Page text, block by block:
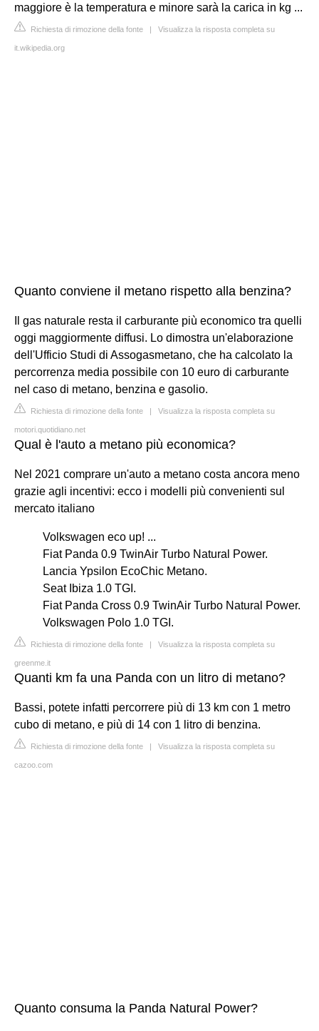
maggiore è la temperatura e minore sarà la carica in kg ...
Richiesta di rimozione della fonte | Visualizza la risposta completa su
it.wikipedia.org
Quanto conviene il metano rispetto alla benzina?
Il gas naturale resta il carburante più economico tra quelli
oggi maggiormente diffusi. Lo dimostra un'elaborazione
dell'Ufficio Studi di Assogasmetano, che ha calcolato la
percorrenza media possibile con 10 euro di carburante
nel caso di metano, benzina e gasolio.
Richiesta di rimozione della fonte | Visualizza la risposta completa su
motori.quotidiano.net
Qual è l'auto a metano più economica?
Nel 2021 comprare un'auto a metano costa ancora meno
grazie agli incentivi: ecco i modelli più convenienti sul
mercato italiano
Volkswagen eco up! ...
Fiat Panda 0.9 TwinAir Turbo Natural Power.
Lancia Ypsilon EcoChic Metano.
Seat Ibiza 1.0 TGI.
Fiat Panda Cross 0.9 TwinAir Turbo Natural Power.
Volkswagen Polo 1.0 TGI.
Richiesta di rimozione della fonte | Visualizza la risposta completa su
greenme.it
Quanti km fa una Panda con un litro di metano?
Bassi, potete infatti percorrere più di 13 km con 1 metro
cubo di metano, e più di 14 con 1 litro di benzina.
Richiesta di rimozione della fonte | Visualizza la risposta completa su
cazoo.com
Quanto consuma la Panda Natural Power?